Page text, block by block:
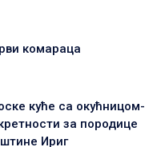
комараца
куће са окућницом-
за породице
Ириг